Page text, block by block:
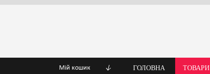
Мій кошик
↓
ГОЛОВНА ТОВАРИ